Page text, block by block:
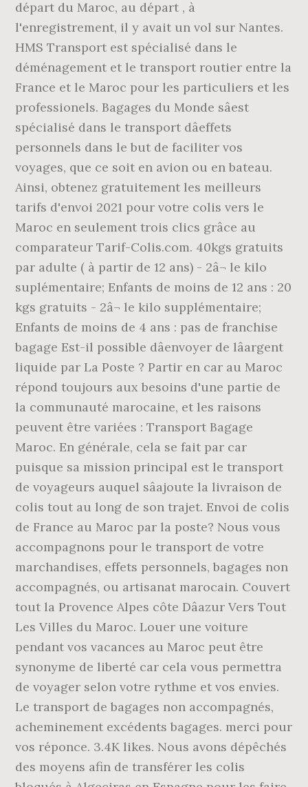
départ du Maroc, au départ , à
l'enregistrement, il y avait un vol sur Nantes.
HMS Transport est spécialisé dans le
déménagement et le transport routier entre la
France et le Maroc pour les particuliers et les
professionels. Bagages du Monde sâest
spécialisé dans le transport dâeffets
personnels dans le but de faciliter vos
voyages, que ce soit en avion ou en bateau.
Ainsi, obtenez gratuitement les meilleurs
tarifs d'envoi 2021 pour votre colis vers le
Maroc en seulement trois clics grâce au
comparateur Tarif-Colis.com. 40kgs gratuits
par adulte ( à partir de 12 ans) - 2â¬ le kilo
suplémentaire; Enfants de moins de 12 ans : 20
kgs gratuits - 2â¬ le kilo supplémentaire;
Enfants de moins de 4 ans : pas de franchise
bagage Est-il possible dâenvoyer de lâargent
liquide par La Poste ? Partir en car au Maroc
répond toujours aux besoins d'une partie de
la communauté marocaine, et les raisons
peuvent être variées : Transport Bagage
Maroc. En générale, cela se fait par car
puisque sa mission principal est le transport
de voyageurs auquel sâajoute la livraison de
colis tout au long de son trajet. Envoi de colis
de France au Maroc par la poste? Nous vous
accompagnons pour le transport de votre
marchandises, effets personnels, bagages non
accompagnés, ou artisanat marocain. Couvert
tout la Provence Alpes côte Dâazur Vers Tout
Les Villes du Maroc. Louer une voiture
pendant vos vacances au Maroc peut être
synonyme de liberté car cela vous permettra
de voyager selon votre rythme et vos envies.
Le transport de bagages non accompagnés,
acheminement excédents bagages. merci pour
vos réponce. 3.4K likes. Nous avons dépêchés
des moyens afin de transférer les colis